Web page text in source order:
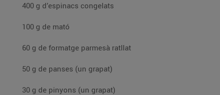
400 g d’espinacs congelats
100 g de mató
60 g de formatge parmesà ratllat
50 g de panses (un grapat)
30 g de pinyons (un grapat)